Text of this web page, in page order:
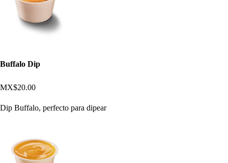
Buffalo Dip
MX$20.00
Dip Buffalo, perfecto para dipear